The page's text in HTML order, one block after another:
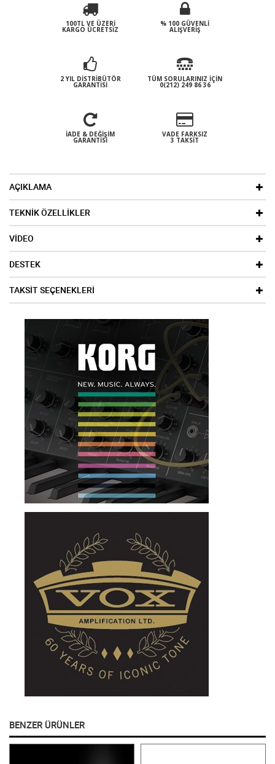
100TL VE ÜZERI
KARGO ÜCRETSIZ
% 100 GÜVENLI
ALIŞVERIŞ
2 YIL DISTRIBÜTÖR
GARANTISI
TÜM SORULARINIZ İÇIN
0(212) 249 86 36
İADE & DEĞIŞIM
GARANTISI
VADE FARKSIZ
3 TAKSIT
AÇIKLAMA
TEKNİK ÖZELLİKLER
VİDEO
DESTEK
TAKSİT SEÇENEKLERİ
BENZER ÜRÜNLER